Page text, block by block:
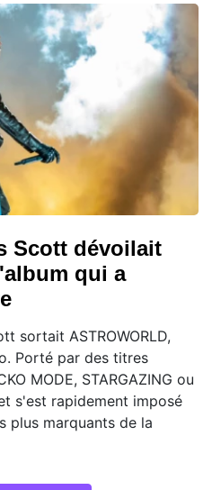
Scott dévoilait
qui a
sortait ASTROWORLD,
Porté par des titres
MODE, STARGAZING ou
s'est rapidement imposé
plus marquants de la